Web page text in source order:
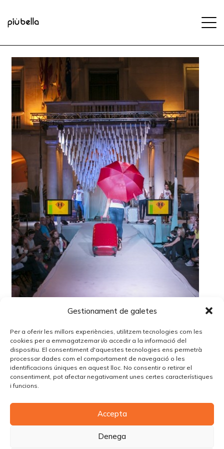
Gestionament de galetes
Per a oferir les millors experiències, utilitzem tecnologies com les
cookies per a emmagatzemar i/o accedir a la informació del
dispositiu. El consentiment d'aquestes tecnologies ens permetrà
processar dades com el comportament de navegació o les
identificacions úniques en aquest lloc. No consentir o retirar el
consentiment, pot afectar negativament unes certes característiques
i funcions.
Accepta
Denega
Lo siento, debes estarconectadopara publicar un
comentario.
© Copyright Piùbella Models Agency
Designed ByCreative Corner Agency
Política de cookies